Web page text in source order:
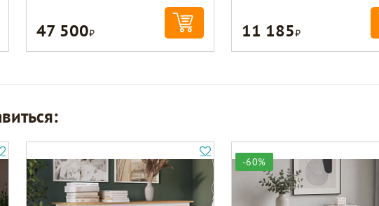
47 500Р 11 185Р
-60%